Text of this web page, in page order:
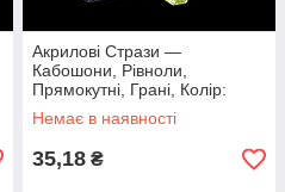
Акрилові Стрази —
Кабошони, Рівноли,
Прямокутні, Грані, Колір:
Світло-Жовтий, 18х13х5мм,
(10 шт.)
Немає в наявності
35,18 ₴